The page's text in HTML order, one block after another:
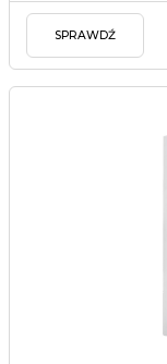
SPRAWDŹ